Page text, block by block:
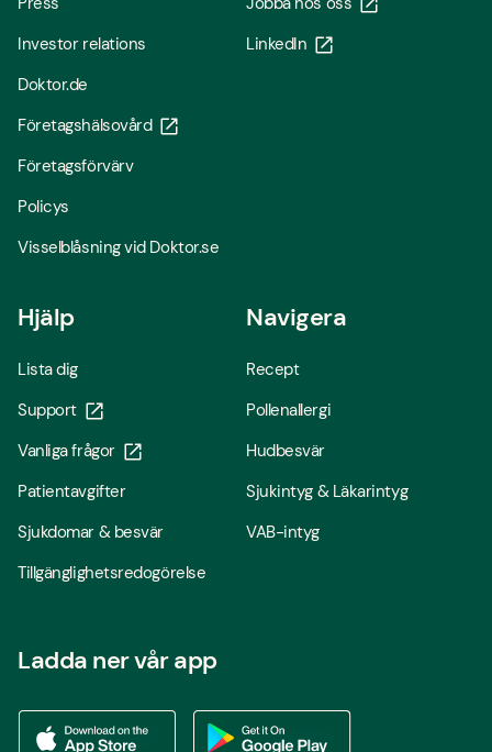
Investor relations
Doktor.de
Företagshälsovård
Företagsförvärv
Policys
Visselblåsning vid Doktor.se
LinkedIn
Hjälp
Lista dig
Support
Vanliga frågor
Patientavgifter
Sjukdomar & besvär
Tillgänglighetsredogörelse
Navigera
Recept
Pollenallergi
Hudbesvär
Sjukintyg & Läkarintyg
VAB-intyg
Ladda ner vår app